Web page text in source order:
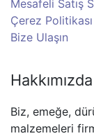
Mesafeli Satış
Çerez Politikası
Bize Ulaşın
Hakkımızda
Biz, emeğe,
malzemeleri